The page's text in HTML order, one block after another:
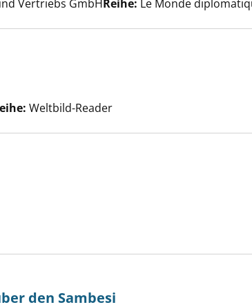
Vertriebs GmbHReihe: Le Monde
anzeigen
Weltbild-Reader
den Sambesi